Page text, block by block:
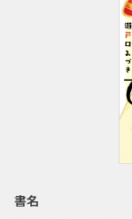
書名